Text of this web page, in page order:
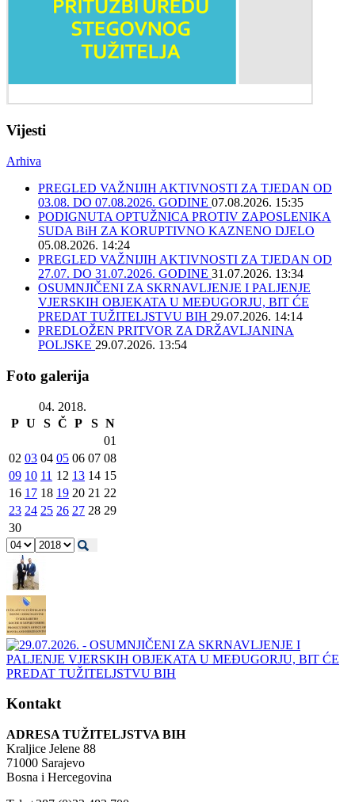
Vijesti
Arhiva
PREGLED VAŽNIJIH AKTIVNOSTI ZA TJEDAN OD
03.08. DO 07.08.2026. GODINE 07.08.2026. 15:35
PODIGNUTA OPTUŽNICA PROTIV ZAPOSLENIKA
SUDA BiH ZA KORUPTIVNO KAZNENO DJELO
05.08.2026. 14:24
PREGLED VAŽNIJIH AKTIVNOSTI ZA TJEDAN OD
27.07. DO 31.07.2026. GODINE 31.07.2026. 13:34
OSUMNJIČENI ZA SKRNAVLJENJE I PALJENJE
VJERSKIH OBJEKATA U MEĐUGORJU, BIT ĆE
PREDAT TUŽITELJSTVU BIH 29.07.2026. 14:14
PREDLOŽEN PRITVOR ZA DRŽAVLJANINA
POLJSKE 29.07.2026. 13:54
Foto galerija
04. 2018.
P U S Č P S N
01
02 03 04 05 06 07 08
09 10 11 12 13 14 15
16 17 18 19 20 21 22
23 24 25 26 27 28 29
30
Kontakt
ADRESA TUŽITELJSTVA BIH
Kraljice Jelene 88
71000 Sarajevo
Bosna i Hercegovina